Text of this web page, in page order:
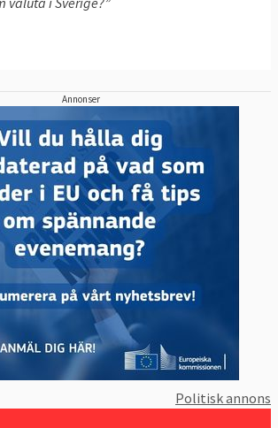
finner du artiklar om olika
som publicerats i
Sverige.
Annonser
Politisk annons